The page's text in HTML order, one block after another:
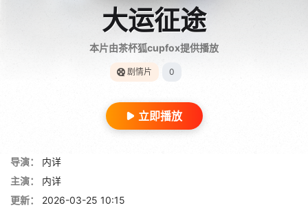
大运征途
本片由茶杯狐cupfox提供播放
剧情片 0
立即播放
导演：
内详
主演：
内详
更新：
2026-03-25 10:15